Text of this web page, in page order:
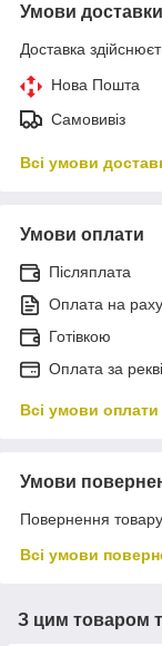
Умови доставки
Доставка
Нова Пошта
Самовивіз
Всі умови
Умови оплати
Післяплата
Оплата на
Готівкою
Оплата за
Всі умови оплати
Умови
Повернення
Всі умови
З цим товаром